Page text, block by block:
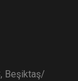
Beşiktaş/